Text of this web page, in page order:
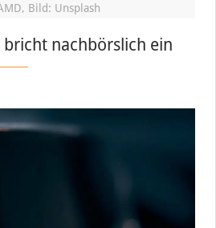
Bild: Unsplash
nachbörslich ein